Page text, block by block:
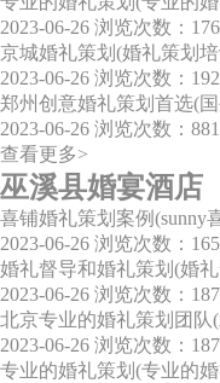
2023-06-26 浏览次数：
京城婚礼策划(婚礼策划
2023-06-26 浏览次数：
郑州创意婚礼策划首选(
2023-06-26 浏览次数：881
查看更多>
巫溪县婚宴酒店
喜铺婚礼策划案例(sunny
2023-06-26 浏览次数：
婚礼督导和婚礼策划(婚
2023-06-26 浏览次数：
北京专业的婚礼策划团
2023-06-26 浏览次数：
专业的婚礼策划(专业的